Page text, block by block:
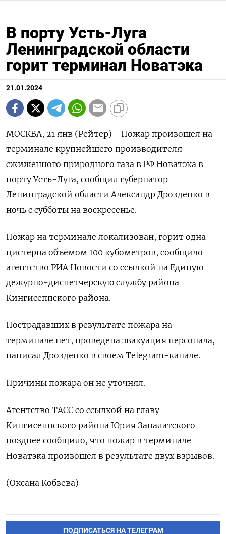
В порту Усть-Луга
Ленинградской области
горит терминал Новатэка
21.01.2024
МОСКВА, 21 янв (Рейтер) - Пожар произошел на
терминале крупнейшего производителя
сжиженного природного газа в РФ Новатэка в
порту Усть-Луга, сообщил губернатор
Ленинградской области Александр Дрозденко в
ночь с субботы на воскресенье.
Пожар на терминале локализован, горит одна
цистерна объемом 100 кубометров, сообщило
агентство РИА Новости со ссылкой на Единую
дежурно-диспетчерскую службу района
Кингисеппского района.
Пострадавших в результате пожара на
терминале нет, проведена эвакуация персонала,
написал Дрозденко в своем Telegram-канале.
Причины пожара он не уточнял.
Агентство ТАСС со ссылкой на главу
Кингисеппского района Юрия Запалатского
позднее сообщило, что пожар в терминале
Новатэка произошел в результате двух взрывов.
​​​ (Оксана Кобзева)
ПОДПИСАТЬСЯ НА ТЕЛЕГРАМ